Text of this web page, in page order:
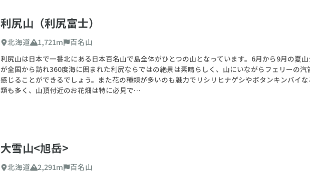
利尻山（利尻富士）
北海道 1,721m 百名山
利尻山は日本で一番北にある日本百名山で島全体がひとつの山となっています。6月から9月の夏
が全国から訪れ360度海に囲まれた利尻ならではの絶景は素晴らしく、山にいながらフェリーの
感じることができるでしょう。また花の種類が多いのも魅力でリシリヒナゲシやボタンキンバイ
類も多く、山頂付近のお花畑は特に必見で…
大雪山<旭岳>
北海道 2,291m 百名山